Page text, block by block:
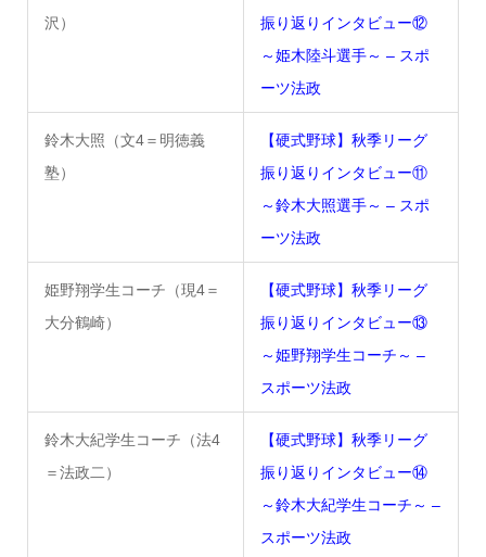
沢）
振り返りインタビュー⑫
～姫木陸斗選手～ – スポ
ーツ法政
鈴木大照（文4＝明徳義
塾）
【硬式野球】秋季リーグ
振り返りインタビュー⑪
～鈴木大照選手～ – スポ
ーツ法政
姫野翔学生コーチ（現4＝
大分鶴崎）
【硬式野球】秋季リーグ
振り返りインタビュー⑬
～姫野翔学生コーチ～ –
スポーツ法政
鈴木大紀学生コーチ（法4
＝法政二）
【硬式野球】秋季リーグ
振り返りインタビュー⑭
～鈴木大紀学生コーチ～ –
スポーツ法政